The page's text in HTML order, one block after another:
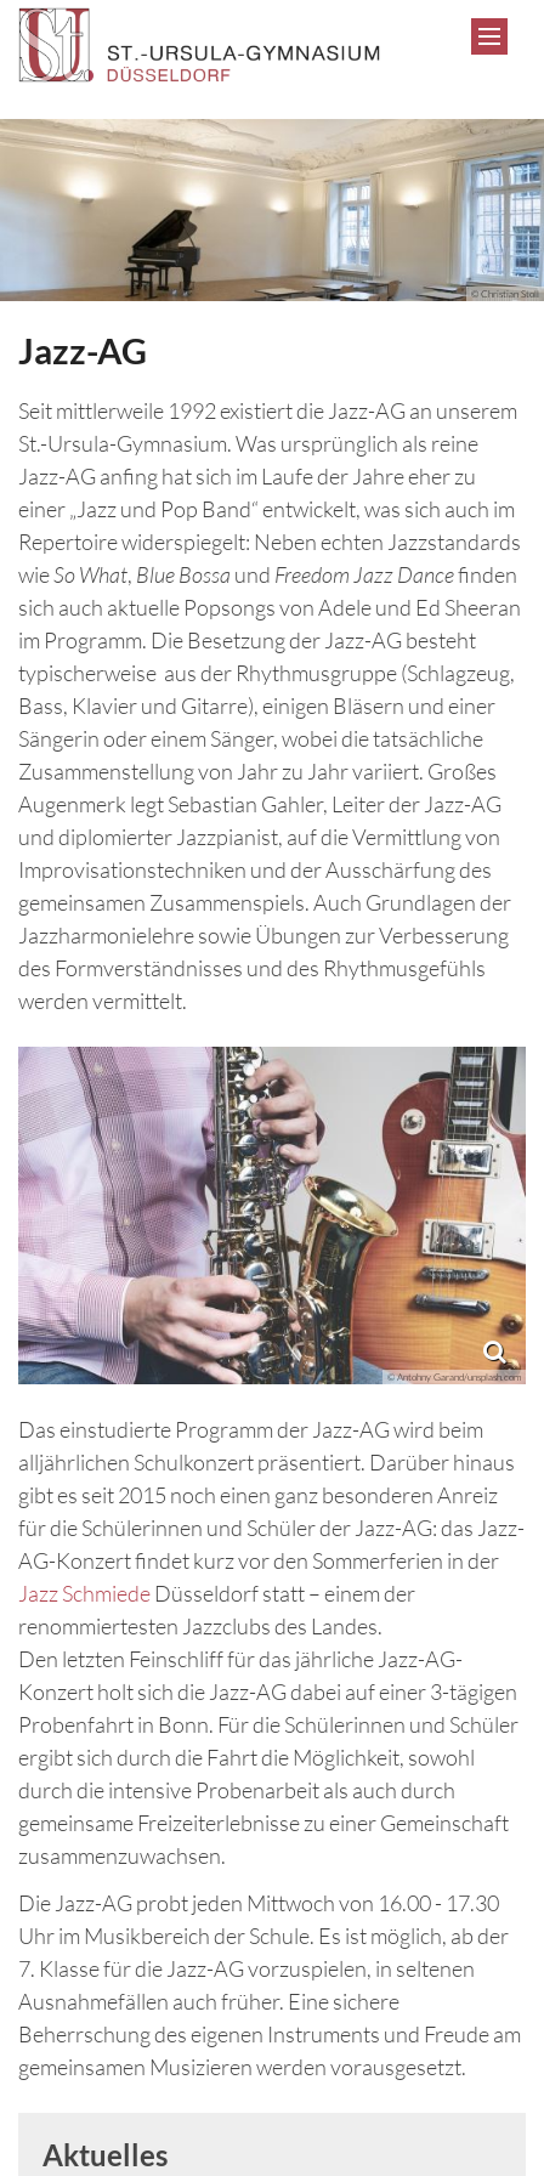
Zum Inhalt springen
© Christian Stoll
Jazz-AG
Seit mittlerweile 1992 existiert die Jazz-AG an unserem
St.-Ursula-Gymnasium. Was ursprünglich als reine
Jazz-AG anfing hat sich im Laufe der Jahre eher zu
einer „Jazz und Pop Band“ entwickelt, was sich auch im
Repertoire widerspiegelt: Neben echten Jazzstandards
wieSo What, Blue Bossa und Freedom Jazz Dancefinden
sich auch aktuelle Popsongs von Adele und Ed Sheeran
im Programm. Die Besetzung der Jazz-AG besteht
typischerweise aus der Rhythmusgruppe (Schlagzeug,
Bass, Klavier und Gitarre), einigen Bläsern und einer
Sängerin oder einem Sänger, wobei die tatsächliche
Zusammenstellung von Jahr zu Jahr variiert. Großes
Augenmerk legt Sebastian Gahler, Leiter der Jazz-AG
und diplomierter Jazzpianist, auf die Vermittlung von
Improvisationstechniken und der Ausschärfung des
gemeinsamen Zusammenspiels. Auch Grundlagen der
Jazzharmonielehre sowie Übungen zur Verbesserung
des Formverständnisses und des Rhythmusgefühls
werden vermittelt.
© Antohny Garand/unsplash.com
Das einstudierte Programm der Jazz-AG wird beim
alljährlichen Schulkonzert präsentiert. Darüber hinaus
gibt es seit 2015 noch einen ganz besonderen Anreiz
für die Schülerinnen und Schüler der Jazz-AG: das Jazz-
AG-Konzert findet kurz vor den Sommerferien in der
Jazz Schmiede Düsseldorf statt – einem der
renommiertesten Jazzclubs des Landes.
Den letzten Feinschliff für das jährliche Jazz-AG-
Konzert holt sich die Jazz-AG dabei auf einer 3-tägigen
Probenfahrt in Bonn. Für die Schülerinnen und Schüler
ergibt sich durch die Fahrt die Möglichkeit, sowohl
durch die intensive Probenarbeit als auch durch
gemeinsame Freizeiterlebnisse zu einer Gemeinschaft
zusammenzuwachsen.
Die Jazz-AG probt jeden Mittwoch von 16.00 - 17.30
Uhr im Musikbereich der Schule. Es ist möglich, ab der
7. Klasse für die Jazz-AG vorzuspielen, in seltenen
Ausnahmefällen auch früher. Eine sichere
Beherrschung des eigenen Instruments und Freude am
gemeinsamen Musizieren werden vorausgesetzt.
Aktuelles